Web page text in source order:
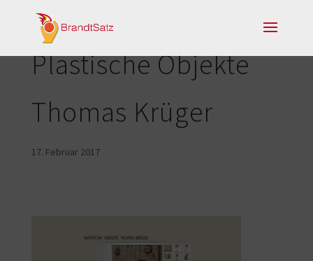
Plastische Objekte
Thomas Krüger
17. Februar 2017